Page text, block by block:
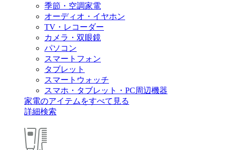
季節・空調家電
オーディオ・イヤホン
TV・レコーダー
カメラ・双眼鏡
パソコン
スマートフォン
タブレット
スマートウォッチ
スマホ・タブレット・PC周辺機器
家電のアイテムをすべて見る
詳細検索